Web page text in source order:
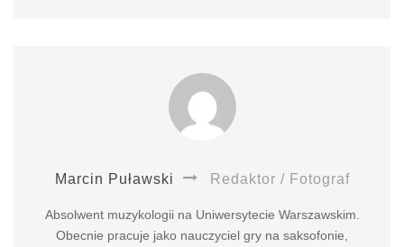
Marcin Puławski Redaktor / Fotograf
Absolwent muzykologii na Uniwersytecie Warszawskim.
Obecnie pracuje jako nauczyciel gry na saksofonie,